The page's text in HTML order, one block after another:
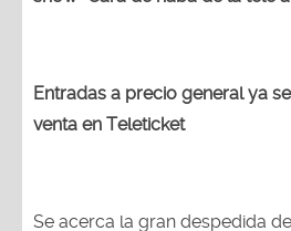
Entradas a precio general ya
venta en Teleticket
Se acerca la gran despedida